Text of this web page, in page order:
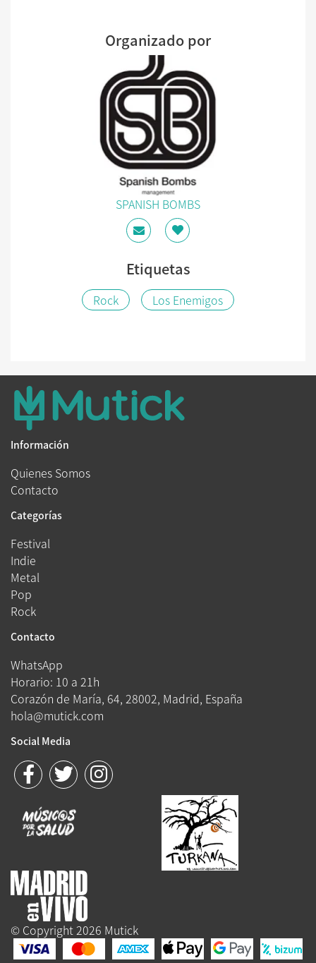
Organizado por
SPANISH BOMBS
Etiquetas
Rock Los Enemigos
Información
Quienes Somos
Contacto
Categorías
Festival
Indie
Metal
Pop
Rock
Contacto
WhatsApp
Horario: 10 a 21h
Corazón de María, 64, 28002, Madrid, España
hola@mutick.com
Social Media
© Copyright 2026 Mutick